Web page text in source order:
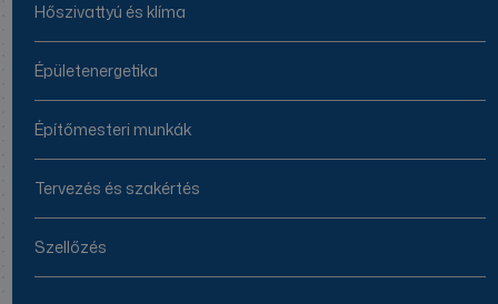
Hőszivattyú és klíma
Épületenergetika
Építőmesteri munkák
Tervezés és szakértés
Szellőzés